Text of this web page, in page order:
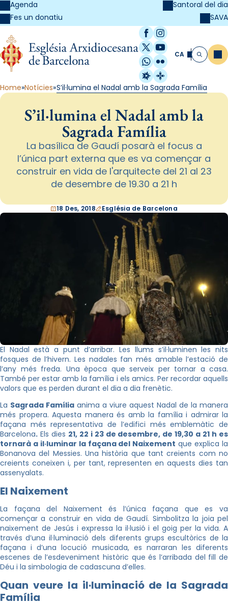
Agenda
Fes un donatiu
Santoral del dia
SAVA
Facebook
Instagram
X / Twitter
YouTube
WhatsApp
Flickr
Radio Estel
Catalunya
CA Cerca
Home Notícies S’il·lumina el Nadal amb la Sagrada Família
S’il·lumina el Nadal amb la
Sagrada Família
La basílica de Gaudí posarà el focus a
l’única part externa que es va començar a
construir en vida de l'arquitecte del 21 al 23
de desembre de 19.30 a 21 h
18 Des, 2018 Església de Barcelona
El Nadal està a punt d’arribar. Les llums s’il·luminen les nits
fosques de l’hivern. Les nadales fan més amable l’estació de
l’any més freda. Una època que serveix per tornar a casa.
També per estar amb la família i els amics. Per recordar aquells
valors que es perden durant el dia a dia frenètic.
La Sagrada Família anima a viure aquest Nadal de la manera
més propera. Aquesta manera és amb la família i admirar la
façana més representativa de l’edifici més emblemàtic de
Barcelona. Els dies 21, 22 i 23 de desembre, de 19,30 a 21 h es
tornarà a il·luminar la façana del Naixement que explica la
Bonanova del Messies. Una història que tant creients com no
creients coneixen i, per tant, representen en aquests dies tan
assenyalats.
El Naixement
La façana del Naixement és l’única façana que es va
començar a construir en vida de Gaudí. Simbolitza la joia pel
naixement de Jesús i expressa la il·lusió i el goig per la vida. A
través d’una il·luminació dels diferents grups escultòrics de la
façana i d’una locució musicada, es narraran les diferents
escenes de l’esdeveniment històric que és l’arribada del fill de
Déu i la simbologia de cadascuna d’elles.
Quan veure la il·luminació de la Sagrada
Família